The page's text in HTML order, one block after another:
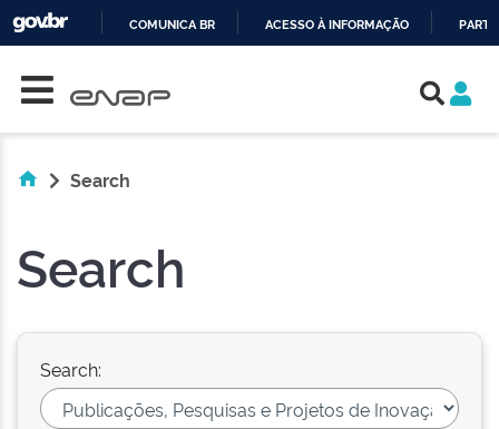
COMUNICA BR ACESSO À INFORMAÇÃO
Search
Search
Search: